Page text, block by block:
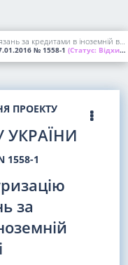
Про реструктуризацію зобов'язань за кредитами в іноземній валюті
№ 1558-1 (Статус: Відхилений ВР України)
ПРОЕКТУ
УКРАЇНИ
1558-1
за